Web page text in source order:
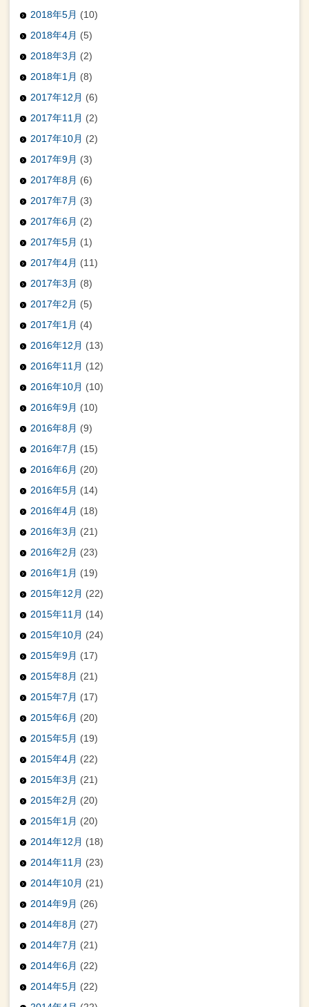
2018年5月 (10)
2018年4月 (5)
2018年3月 (2)
2018年1月 (8)
2017年12月 (6)
2017年11月 (2)
2017年10月 (2)
2017年9月 (3)
2017年8月 (6)
2017年7月 (3)
2017年6月 (2)
2017年5月 (1)
2017年4月 (11)
2017年3月 (8)
2017年2月 (5)
2017年1月 (4)
2016年12月 (13)
2016年11月 (12)
2016年10月 (10)
2016年9月 (10)
2016年8月 (9)
2016年7月 (15)
2016年6月 (20)
2016年5月 (14)
2016年4月 (18)
2016年3月 (21)
2016年2月 (23)
2016年1月 (19)
2015年12月 (22)
2015年11月 (14)
2015年10月 (24)
2015年9月 (17)
2015年8月 (21)
2015年7月 (17)
2015年6月 (20)
2015年5月 (19)
2015年4月 (22)
2015年3月 (21)
2015年2月 (20)
2015年1月 (20)
2014年12月 (18)
2014年11月 (23)
2014年10月 (21)
2014年9月 (26)
2014年8月 (27)
2014年7月 (21)
2014年6月 (22)
2014年5月 (22)